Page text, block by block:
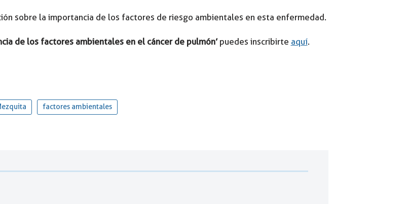
sobre la importancia de los factores de riesgo ambientales en esta enfermedad.
de los factores ambientales en el cáncer de pulmón’ puedes inscribirte aquí.
factores ambientales